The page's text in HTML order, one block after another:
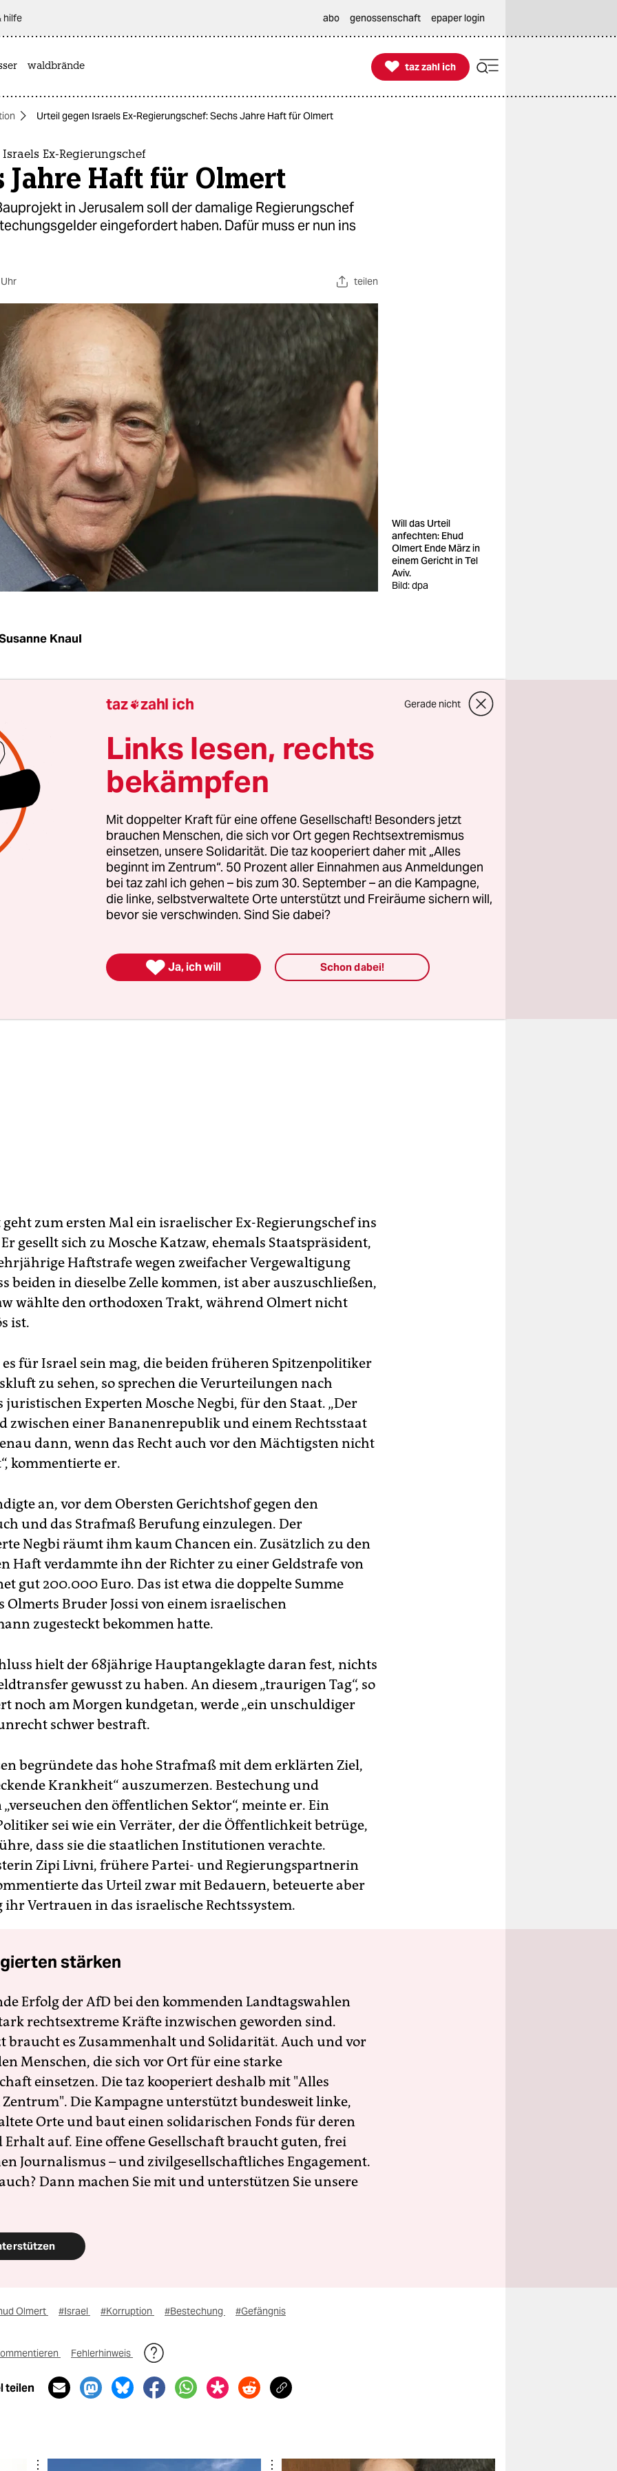
hilfe abo genossenschaft epaper login
waldbrände 
taz zahl ich
taz zahl ich
Urteil gegen Israels Ex-Regierungschef: Sechs Jahre Haft für Olmert
Ex-Regierungschef
Jahre Haft für Olmert
in Jerusalem soll der damalige Regierungschef
eingefordert haben. Dafür muss er nun ins
teilen
Will das Urteil
anfechten: Ehud
Olmert Ende März in
einem Gericht in Tel
Aviv.
Bild: dpa
Knaul
| Am 1. September muss Israels früherer
Ehud Olmert für sechs Jahre hinter Gitter. Richter Uri
Bezirksgericht in Tel Aviv zeigte keine Gnade, als er am
Strafmaß in Israels spektakulärstem Schmiergeldprozess
verkündete.
Affäre“ geht es um ein Bauprojekt in Jerusalem, bei
der bis von 1993-2003 Bürgermeister der Stadt war,
gegen Bezahlung begünstigte. Sechs Mitangeklagte
Haftstrafen von drei bis sieben Jahren absitzen.
das Strafmaß für Olmerts Nachfolger im Jerusalemer
Lupoliansky, sowie Schula Saken,Olmerts Büroleiterin,
zum ersten Mal ein israelischer Ex-Regierungschef ins
gesellt sich zu Mosche Katzaw, ehemals Staatspräsident,
Haftstrafe wegen zweifacher Vergewaltigung
beiden in dieselbe Zelle kommen, ist aber auszuschließen,
wählte den orthodoxen Trakt, während Olmert nicht
ist.
es für Israel sein mag, die beiden früheren Spitzenpolitiker
zu sehen, so sprechen die Verurteilungen nach
juristischen Experten Mosche Negbi, für den Staat. „Der
zwischen einer Bananenrepublik und einem Rechtsstaat
dann, wenn das Recht auch vor den Mächtigsten nicht
kommentierte er.
an, vor dem Obersten Gerichtshof gegen den
und das Strafmaß Berufung einzulegen. Der
Negbi räumt ihm kaum Chancen ein. Zusätzlich zu den
Haft verdammte ihn der Richter zu einer Geldstrafe von
gut 200.000 Euro. Das ist etwa die doppelte Summe
Olmerts Bruder Jossi von einem israelischen
zugesteckt bekommen hatte.
hielt der 68jährige Hauptangeklagte daran fest, nichts
gewusst zu haben. An diesem „traurigen Tag“, so
noch am Morgen kundgetan, werde „ein unschuldiger
schwer bestraft.
begründete das hohe Strafmaß mit dem erklärten Ziel,
Krankheit“ auszumerzen. Bestechung und
den öffentlichen Sektor“, meinte er. Ein
sei wie ein Verräter, der die Öffentlichkeit betrüge,
dass sie die staatlichen Institutionen verachte.
Zipi Livni, frühere Partei- und Regierungspartnerin
das Urteil zwar mit Bedauern, beteuerte aber
ihr Vertrauen in das israelische Rechtssystem.
stärken
Erfolg der AfD bei den kommenden Landtagswahlen
rechtsextreme Kräfte inzwischen geworden sind.
braucht es Zusammenhalt und Solidarität. Auch und vor
Menschen, die sich vor Ort für eine starke
einsetzen. Die taz kooperiert deshalb mit "Alles
Die Kampagne unterstützt bundesweit linke,
Orte und baut einen solidarischen Fonds für deren
Erhalt auf. Eine offene Gesellschaft braucht guten, frei
Journalismus – und zivilgesellschaftliches Engagement.
Dann machen Sie mit und unterstützen Sie unsere
Olmert #Israel #Korruption #Bestechung #Gefängnis
Fehlerhinweis
teilen
taz zahl ich Gerade nicht
Links lesen, rechts
bekämpfen
Mit doppelter Kraft für eine offene Gesellschaft! Besonders jetzt
brauchen Menschen, die sich vor Ort gegen Rechtsextremismus
einsetzen, unsere Solidarität. Die taz kooperiert daher mit „Alles
beginnt im Zentrum“. 50 Prozent aller Einnahmen aus Anmeldungen
bei taz zahl ich gehen – bis zum 30. September – an die Kampagne,
die linke, selbstverwaltete Orte unterstützt und Freiräume sichern will,
bevor sie verschwinden. Sind Sie dabei?
 Ja, ich will Schon dabei!